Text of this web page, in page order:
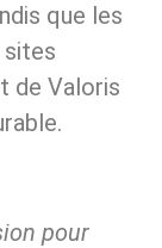
que les
sites
de Valoris
pour